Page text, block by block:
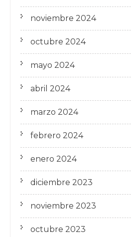
noviembre 2024
octubre 2024
mayo 2024
abril 2024
marzo 2024
febrero 2024
enero 2024
diciembre 2023
noviembre 2023
octubre 2023